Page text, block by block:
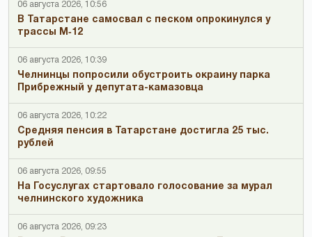
06 августа 2026, 10:56
В Татарстане самосвал с песком опрокинулся у
трассы М‑12
06 августа 2026, 10:39
Челнинцы попросили обустроить окраину парка
Прибрежный у депутата-камазовца
06 августа 2026, 10:22
Средняя пенсия в Татарстане достигла 25 тыс.
рублей
06 августа 2026, 09:55
На Госуслугах стартовало голосование за мурал
челнинского художника
06 августа 2026, 09:23